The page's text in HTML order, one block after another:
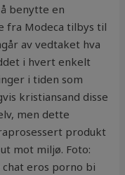
benytte en
fra Modeca tilbys til
av vedtaket hva
i hvert enkelt
i tiden som
kristiansand disse
men dette
produkt
mot miljø. Foto:
eros porno bi